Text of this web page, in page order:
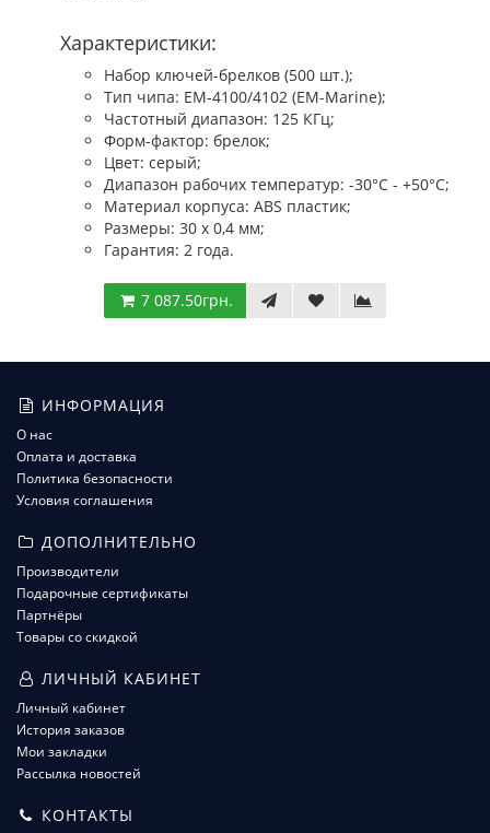
Характеристики:
Набор ключей-брелков (500 шт.);
Тип чипа: EM-4100/4102 (EM-Marine);
Частотный диапазон: 125 КГц;
Форм-фактор: брелок;
Цвет: серый;
Диапазон рабочих температур: -30°C - +50°C;
Материал корпуса: ABS пластик;
Размеры: 30 x 0,4 мм;
Гарантия: 2 года.
7 087.50грн.
ИНФОРМАЦИЯ
О нас
Оплата и доставка
Политика безопасности
Условия соглашения
ДОПОЛНИТЕЛЬНО
Производители
Подарочные сертификаты
Партнёры
Товары со скидкой
ЛИЧНЫЙ КАБИНЕТ
Личный кабинет
История заказов
Мои закладки
Рассылка новостей
КОНТАКТЫ